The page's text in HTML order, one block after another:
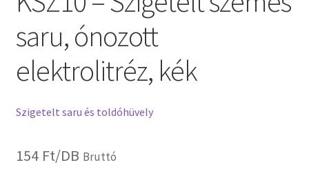
saru, ónozott
elektrolitréz, kék
Szigetelt saru és toldóhüvely
154 Ft/DB Bruttó